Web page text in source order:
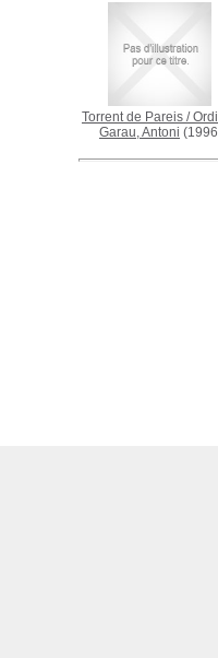
Torrent de Pareis /
Garau, Antoni